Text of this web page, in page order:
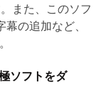
また、このソフ
の追加など、
ソフトをダ